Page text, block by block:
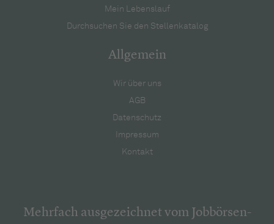
Mein Lebenslauf
Durchsuchen Sie den Stellenkatalog
Allgemein
Wir über uns
AGB
Datenschutz
Impressum
Kontakt
Mehrfach ausgezeichnet vom Jobbörsen-